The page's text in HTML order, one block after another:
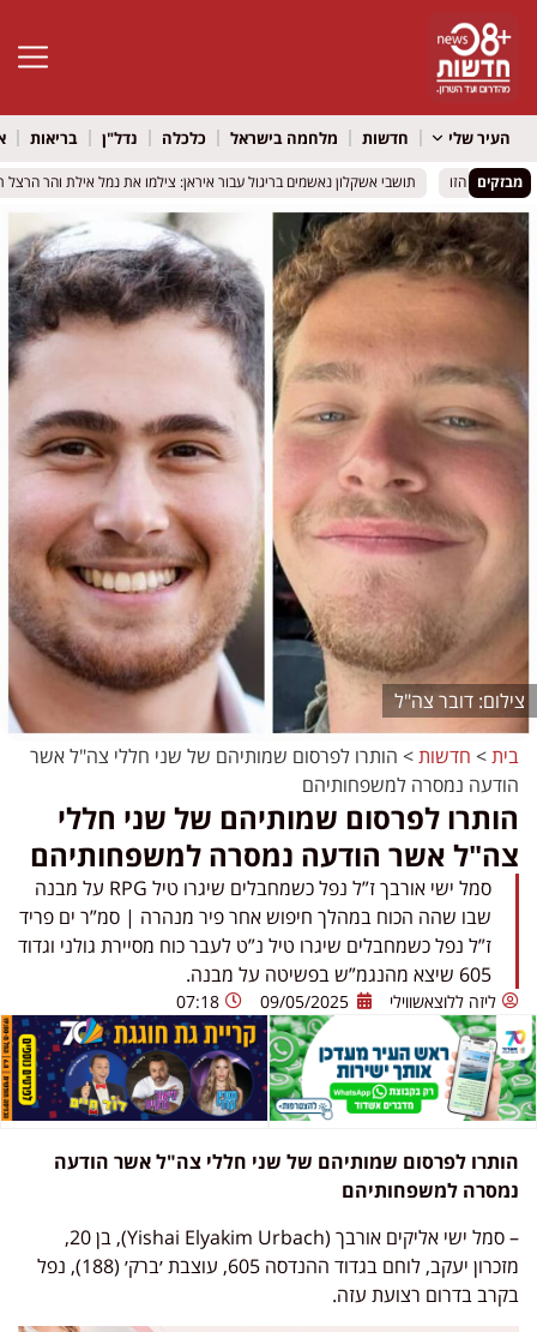
פתח
העיר שלי חדשות מלחמה בישראל כלכלה נדל"ן בריאות
מבזקיםהזו תושבי אשקלון נאשמים בריגול עבור איראן: צילמו את נמל אילת והר הרצל הזו תושבי אשקלון נאשמים בריגול עבור איראן: צילמו את נמל אילת והר הרצל
דובר צה"ל
בית> חדשות> הותרו לפרסום שמותיהם של שני חללי צה"ל אשר
הודעה נמסרה למשפחותיהם
הותרו לפרסום שמותיהם של שני חללי
צה"ל אשר הודעה נמסרה למשפחותיהם
סמל ישי אורבך ז”ל נפל כשמחבלים שיגרו טיל RPG על מבנה
שבו שהה הכוח במהלך חיפוש אחר פיר מנהרה | ‏סמ”ר ים פריד
ז”ל נפל כשמחבלים שיגרו טיל נ”ט לעבר כוח מסיירת גולני וגדוד
605 שיצא מהנגמ”ש בפשיטה על מבנה.
ליזה ללוצאשווילי 09/05/2025
07:18
הותרו לפרסום שמותיהם של שני חללי צה"ל אשר הודעה
נמסרה למשפחותיהם
– סמל ישי אליקים אורבך (Yishai Elyakim Urbach), בן 20,
מזכרון יעקב, לוחם בגדוד ההנדסה 605, עוצבת ׳ברק׳ (188), נפל
בקרב בדרום רצועת עזה.